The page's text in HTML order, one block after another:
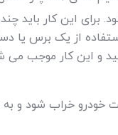
برای این کار باید
از یک برس یا
و این کار موجب می
خراب شود و به